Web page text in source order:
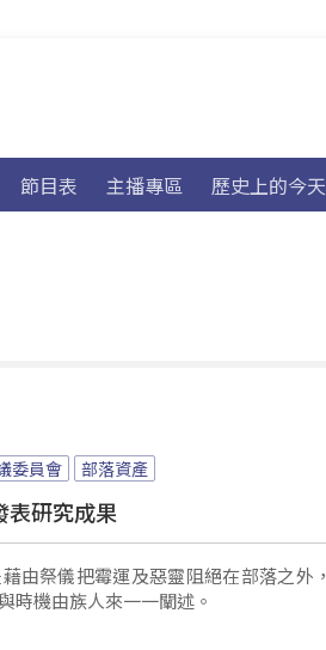
節目表 主播專區 歷史上的今天
委員會 部落資產
表研究成果
由祭儀把霉運及惡靈阻絕在部落之外，
時機由族人來一一闡述。